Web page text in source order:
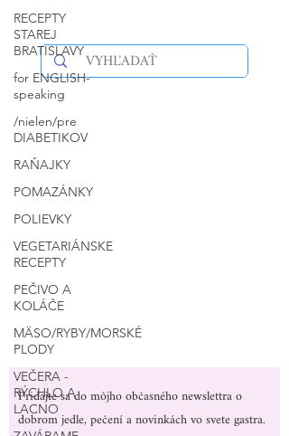
RECEPTY
STAREJ
BRATISLAVY
for ENGLISH-
speaking
/nielen/pre
DIABETIKOV
RAŇAJKY
POMAZÁNKY
POLIEVKY
VEGETARIÁNSKE
RECEPTY
PEČIVO A
KOLÁČE
MÄSO/RYBY/MORSKÉ
PLODY
VEČERA -
RÝCHLO A
LACNO
Pridajte sa do môjho občasného newslettra o
dobrom jedle, pečení a novinkách vo svete gastra.